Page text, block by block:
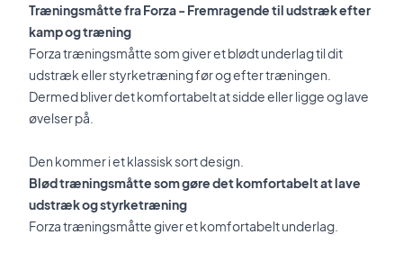
Træningsmåtte fra Forza - Fremragende til udstræk efter
kamp og træning
Forza træningsmåtte som giver et blødt underlag til dit
udstræk eller styrketræning før og efter træningen.
Dermed bliver det komfortabelt at sidde eller ligge og lave
øvelser på.
Den kommer i et klassisk sort design.
Blød træningsmåtte som gøre det komfortabelt at lave
udstræk og styrketræning
Forza træningsmåtte giver et komfortabelt underlag.